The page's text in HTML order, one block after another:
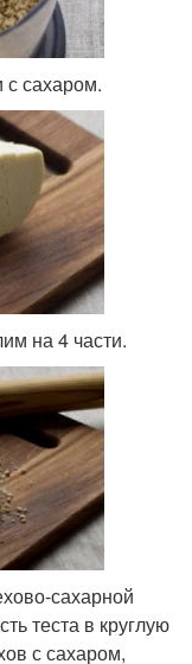
сахаром.
на 4 части.
сахарной
теста в круглую
с сахаром,